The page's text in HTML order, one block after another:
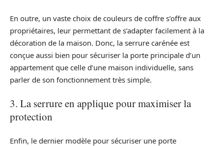
En outre, un vaste choix de couleurs de coffre s’offre aux
propriétaires, leur permettant de s’adapter facilement à la
décoration de la maison. Donc, la serrure carénée est
conçue aussi bien pour sécuriser la porte principale d’un
appartement que celle d’une maison individuelle, sans
parler de son fonctionnement très simple.
3. La serrure en applique pour maximiser la
protection
Enfin, le dernier modèle pour sécuriser une porte